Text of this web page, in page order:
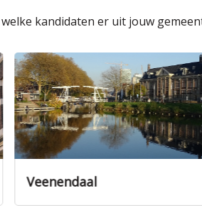
kandidaten er uit jouw
Nieuwegein